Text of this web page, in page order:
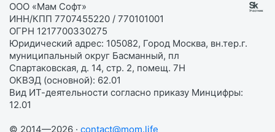
ООО «Мам Софт»
ИНН/КПП 7707455220 / 770101001
ОГРН 1217700330275
Юридический адрес: 105082, Город Москва, вн.тер.г.
муниципальный округ Басманный, пл
Спартаковская, д. 14, стр. 2, помещ. 7Н
ОКВЭД (основной): 62.01
Вид ИТ-деятельности согласно приказу Минцифры:
12.01
© 2014—2026 · contact@mom.life